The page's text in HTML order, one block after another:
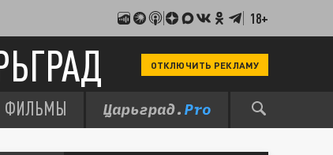
18+
ОТКЛЮЧИТЬ РЕКЛАМУ
ФИЛЬМЫ